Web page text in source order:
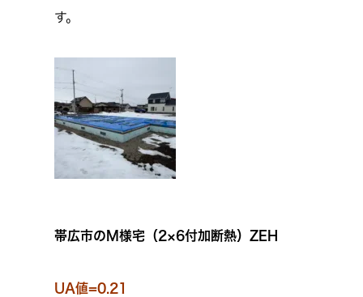
す。
帯広市のM様宅（2×6付加断熱）ZEH
UA値=0.21